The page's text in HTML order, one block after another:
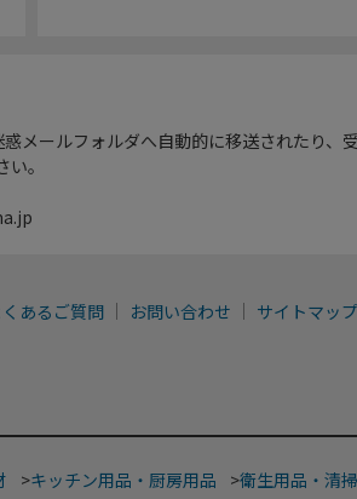
メールフォルダへ自動的に移送されたり、
。
くあるご質問 お問い合わせ サイトマップ
>キッチン用品・厨房用品 >衛生用品・清